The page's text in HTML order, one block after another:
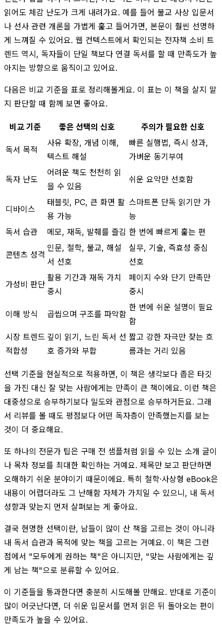
읽어도 체감 난도가 크게 내려가요. 예를 들어 불교 사상 입문서
나 선사 관련 개론을 가볍게 훑고 들어가면, 본문이 훨씬 선명하
게 느껴질 수 있어요. 웹 컨텍스트에서 확인되는 전자책 소비 트
렌드 역시, 독자들이 단일 책보다 연결 독서를 할 때 만족도가 높
아지는 방향으로 움직이고 있어요.
다음은 비교 기준을 표로 정리해볼게요. 이 표는 이 책을 살지 말
지 판단할 때 함께 보면 좋아요.
비교 기준 좋은 선택의 신호 주의가 필요한 신호
독서 목적
사유 확장, 개념 이해,
텍스트 해설
빠른 실행법, 즉시 성과,
가벼운 동기부여
독자 난도
어려운 책도 천천히 읽
을 수 있음
쉬운 요약만 선호함
디바이스
태블릿, PC, 큰 화면 활
용 가능
스마트폰 단독 읽기만 가
능
독서 습관
메모, 재독, 발췌를 즐김 한 번에 빠르게 훑는 편
콘텐츠 성격
인문, 철학, 불교, 해설
서 선호
실무, 기술, 즉효성 중심
선호
가성비 판단
활용 기간과 재독 가치
중시
페이지 수와 단기 만족만
중시
이해 방식 곱씹으며 구조를 파악함
한 번에 쉬운 설명이 필요
함
시장 트렌드
적합성
깊이 읽기, 느린 독서 선
호 증가와 부합
짧고 강한 자극만 찾는 흐
름과는 거리 있음
선택 기준을 현실적으로 적용하면, 이 책은 생각보다 좁은 타깃
을 가진 대신 잘 맞는 사람에게는 만족이 큰 책이에요. 이런 책은
대중성으로 승부하기보다 밀도와 관점으로 승부하거든요. 그래
서 리뷰를 볼 때도 평점보다 어떤 독자층이 만족했는지를 보는
것이 더 중요해요.
또 하나의 전문가 팁은 구매 전 샘플처럼 읽을 수 있는 소개 글이
나 목차 정보를 최대한 확인하는 거예요. 제목만 보고 판단하면
오해하기 쉬운 분야이기 때문이에요. 특히 철학·사상형 eBook은
내용이 어렵더라도 그 난해함 자체가 가치일 수 있으니, 내 독서
성향과 맞는지 먼저 살펴보는 게 좋아요.
결국 현명한 선택이란, 남들이 많이 산 책을 고르는 것이 아니라
내 독서 습관과 목적에 맞는 책을 고르는 거예요. 이 책은 그런
점에서 "모두에게 권하는 책"은 아니지만, "맞는 사람에게는 깊
게 남는 책"으로 분류할 수 있어요.
이 기준들을 통과한다면 충분히 시도해볼 만해요. 반대로 기준이
많이 어긋난다면, 더 쉬운 입문서를 먼저 읽은 뒤 돌아오는 편이
만족도가 높을 수 있어요.